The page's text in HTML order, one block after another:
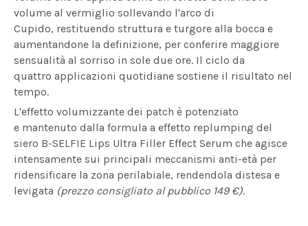
volume al vermiglio sollevando l'arco di
Cupido, restituendo struttura e turgore alla bocca e
aumentandone la definizione, per conferire maggiore
sensualità al sorriso in sole due ore. Il ciclo da
quattro applicazioni quotidiane sostiene il risultato nel
tempo.
L'effetto volumizzante dei patch è potenziato
e mantenuto dalla formula a effetto replumping del
siero B-SELFIE Lips Ultra Filler Effect Serum che agisce
intensamente sui principali meccanismi anti-età per
ridensificare la zona perilabiale, rendendola distesa e
levigata (prezzo consigliato al pubblico 149 €).